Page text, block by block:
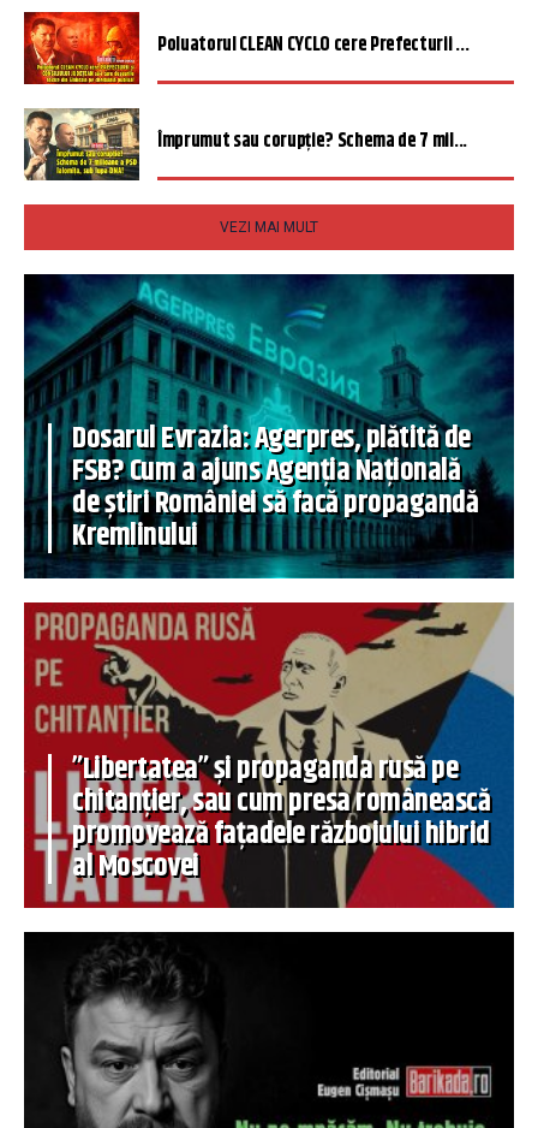
Poluatorul CLEAN CYCLO cere Prefecturii ...
Împrumut sau corupție? Schema de 7 mil...
VEZI MAI MULT
Dosarul Evrazia: Agerpres, plătită de
FSB? Cum a ajuns Agenția Națională
de știri României să facă propagandă
Kremlinului
”Libertatea” și propaganda rusă pe
chitanțier, sau cum presa românească
promovează fațadele războiului hibrid
al Moscovei